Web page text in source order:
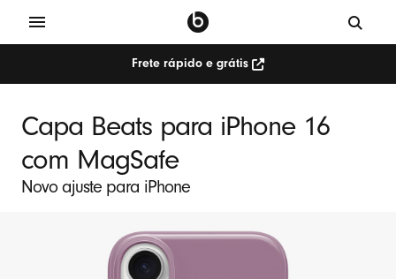
Frete rápido e grátis
Capa Beats para iPhone 16
com MagSafe
Novo ajuste para iPhone